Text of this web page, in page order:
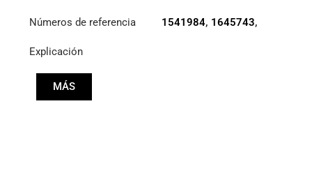
Números de referencia 1541984, 1645743,
Explicación
MÁS